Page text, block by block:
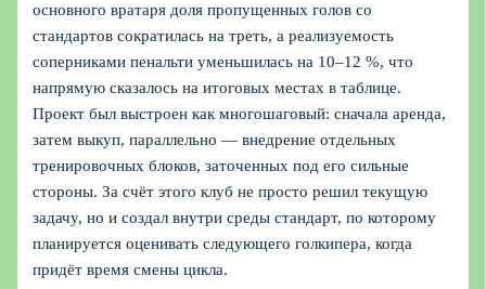
основного вратаря доля пропущенных голов со
стандартов сократилась на треть, а реализуемость
соперниками пенальти уменьшилась на 10–12 %, что
напрямую сказалось на итоговых местах в таблице.
Проект был выстроен как многошаговый: сначала аренда,
затем выкуп, параллельно — внедрение отдельных
тренировочных блоков, заточенных под его сильные
стороны. За счёт этого клуб не просто решил текущую
задачу, но и создал внутри среды стандарт, по которому
планируется оценивать следующего голкипера, когда
придёт время смены цикла.